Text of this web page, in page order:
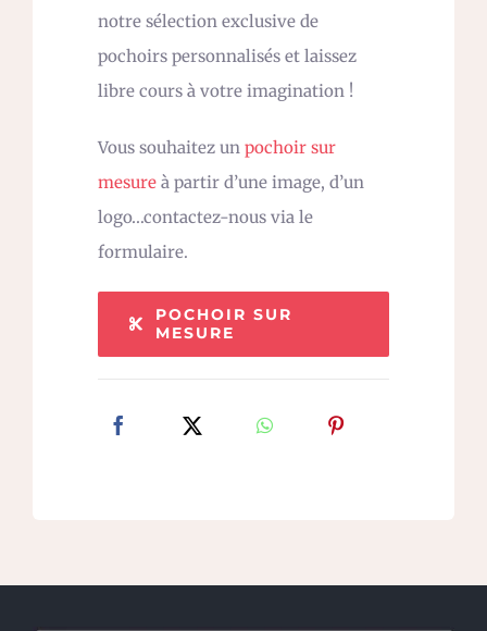
notre sélection exclusive de
pochoirs personnalisés et laissez
libre cours à votre imagination !
Vous souhaitez un pochoir sur
mesure à partir d’une image, d’un
logo…contactez-nous via le
formulaire.
POCHOIR SUR
MESURE